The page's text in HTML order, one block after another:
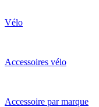
Vélo
Accessoires vélo
Accessoire par marque